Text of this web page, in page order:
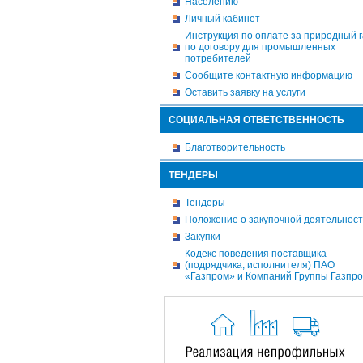
Личный кабинет
Инструкция по оплате за природный
по договору для промышленных
потребителей
Сообщите контактную информацию
Оставить заявку на услуги
СОЦИАЛЬНАЯ ОТВЕТСТВЕННОСТЬ
Благотворительность
ТЕНДЕРЫ
Тендеры
Положение о закупочной
Закупки
Кодекс поведения поставщика
(подрядчика, исполнителя) ПАО
«Газпром» и Компаний Группы